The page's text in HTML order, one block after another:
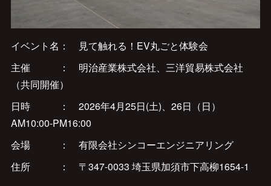
イベント名： 見て触れる！EV丸ごと体験会
主催 ： 明治産業株式会社、三洋貿易株式会社
（共同開催）
日時 ： 2026年4月25日(土)、26日（日）
AM10:00-PM16:00
会場 ： 有限会社シンコーエンジニアリング
住所 ： 〒347-0033 埼玉県加須市下高柳1654-1